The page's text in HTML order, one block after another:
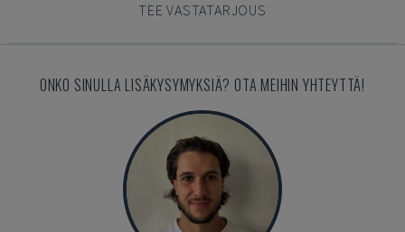
TEE VASTATARJOUS
ONKO SINULLA LISÄKYSYMYKSIÄ? OTA MEIHIN YHTEYTTÄ!